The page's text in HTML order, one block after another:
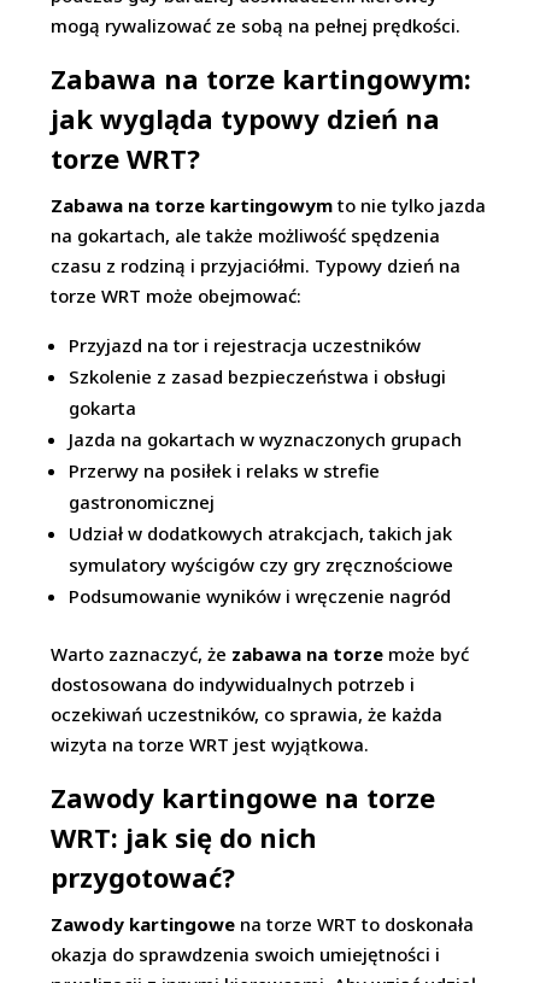
mogą rywalizować ze sobą na pełnej prędkości.
Zabawa na torze kartingowym:
jak wygląda typowy dzień na
torze WRT?
Zabawa na torze kartingowym to nie tylko jazda
na gokartach, ale także możliwość spędzenia
czasu z rodziną i przyjaciółmi. Typowy dzień na
torze WRT może obejmować:
Przyjazd na tor i rejestracja uczestników
Szkolenie z zasad bezpieczeństwa i obsługi
gokarta
Jazda na gokartach w wyznaczonych grupach
Przerwy na posiłek i relaks w strefie
gastronomicznej
Udział w dodatkowych atrakcjach, takich jak
symulatory wyścigów czy gry zręcznościowe
Podsumowanie wyników i wręczenie nagród
Warto zaznaczyć, że zabawa na torze może być
dostosowana do indywidualnych potrzeb i
oczekiwań uczestników, co sprawia, że każda
wizyta na torze WRT jest wyjątkowa.
Zawody kartingowe na torze
WRT: jak się do nich
przygotować?
Zawody kartingowe na torze WRT to doskonała
okazja do sprawdzenia swoich umiejętności i